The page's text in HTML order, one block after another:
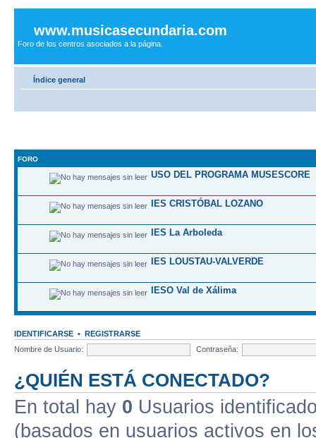
www.musicasecundaria.com
Foro de los centros asociados a la página.
Índice general
FORO
USO DEL PROGRAMA MUSESCORE
IES CRISTÓBAL LOZANO
IES La Arboleda
IES LOUSTAU-VALVERDE
IESO Val de Xálima
IDENTIFICARSE • REGISTRARSE
Nombre de Usuario:
Contraseña:
¿QUIÉN ESTÁ CONECTADO?
En total hay 0 Usuarios
(basados en usuarios activos en